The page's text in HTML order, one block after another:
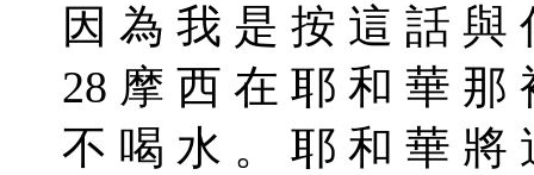
因 為 我 是 按 這 話
28 摩 西 在 耶 和 華 那
不 喝 水 。 耶 和 華 將